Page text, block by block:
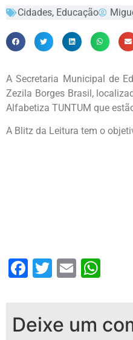
Cidades, Educação
A Secretaria Municipal de
Zezila Borges Brasil,
Alfabetiza TUNTUM que
A Blitz da Leitura tem o
Facebook
Twitter
Email
Deixe um